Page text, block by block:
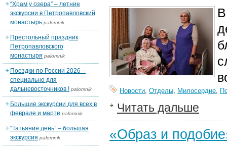
Новости, Отделы, Милосердие,
Читать дальше
«Образ и
“Храм у озера” – летние
экскурсии в Петропавловский
монастырь palomnik
Престольный праздник
Петропавловского
монастыря palomnik
Поездки по России 2026 –
специально для
дальневосточников ! palomnik
Большие экскурсии для всех в
феврале и марте palomnik
“Татьянин день” – большая
экскурсия palomnik